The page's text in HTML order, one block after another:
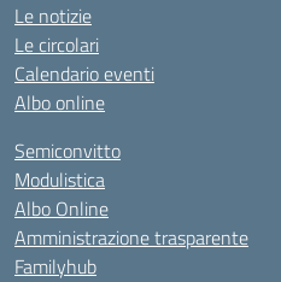
Le notizie
Le circolari
Calendario eventi
Albo online
Semiconvitto
Modulistica
Albo Online
Amministrazione trasparente
Familyhub